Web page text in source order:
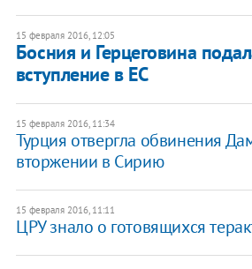
15 февраля 2016, 12:05
Босния и Герцеговина
вступление в ЕС
15 февраля 2016, 11:34
​Турция отвергла обвинения
вторжении в Сирию
15 февраля 2016, 11:11
ЦРУ знало о готовящихся